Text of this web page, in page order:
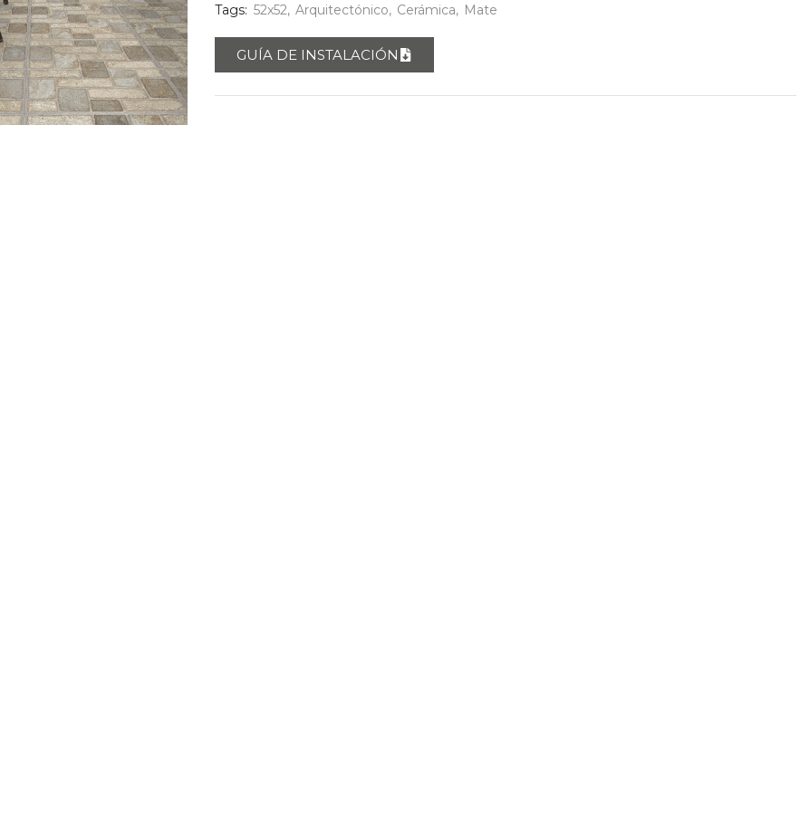
Tags: 52x52, Arquitectónico, Cerámica, Mate
GUÍA DE INSTALACIÓN